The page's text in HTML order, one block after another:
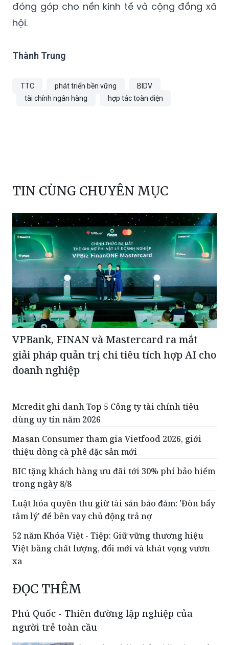
đóng góp cho nền kinh tế và cộng đồng xã
hội.
Thành Trung
TTC phát triển bền vững
BIDV
tài chính ngân hàng
hợp tác toàn diện
TIN CÙNG CHUYÊN MỤC
VPBank, FINAN và Mastercard ra mắt
giải pháp quản trị chi tiêu tích hợp AI cho
doanh nghiệp
Mcredit ghi danh Top 5 Công ty tài chính tiêu
dùng uy tín năm 2026
Masan Consumer tham gia Vietfood 2026, giới
thiệu dòng cà phê đặc sản mới
BIC tặng khách hàng ưu đãi tới 30% phí bảo hiểm
trong ngày 8/8
Luật hóa quyền thu giữ tài sản bảo đảm: 'Đòn bẩy
tâm lý' để bên vay chủ động trả nợ
52 năm Khóa Việt - Tiệp: Giữ vững thương hiệu
Việt bằng chất lượng, đổi mới và khát vọng vươn
xa
ĐỌC THÊM
Phú Quốc - Thiên đường lập nghiệp của
người trẻ toàn cầu